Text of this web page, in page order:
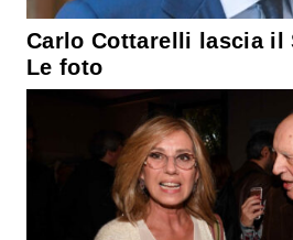
Carlo Cottarelli lascia il
Le foto